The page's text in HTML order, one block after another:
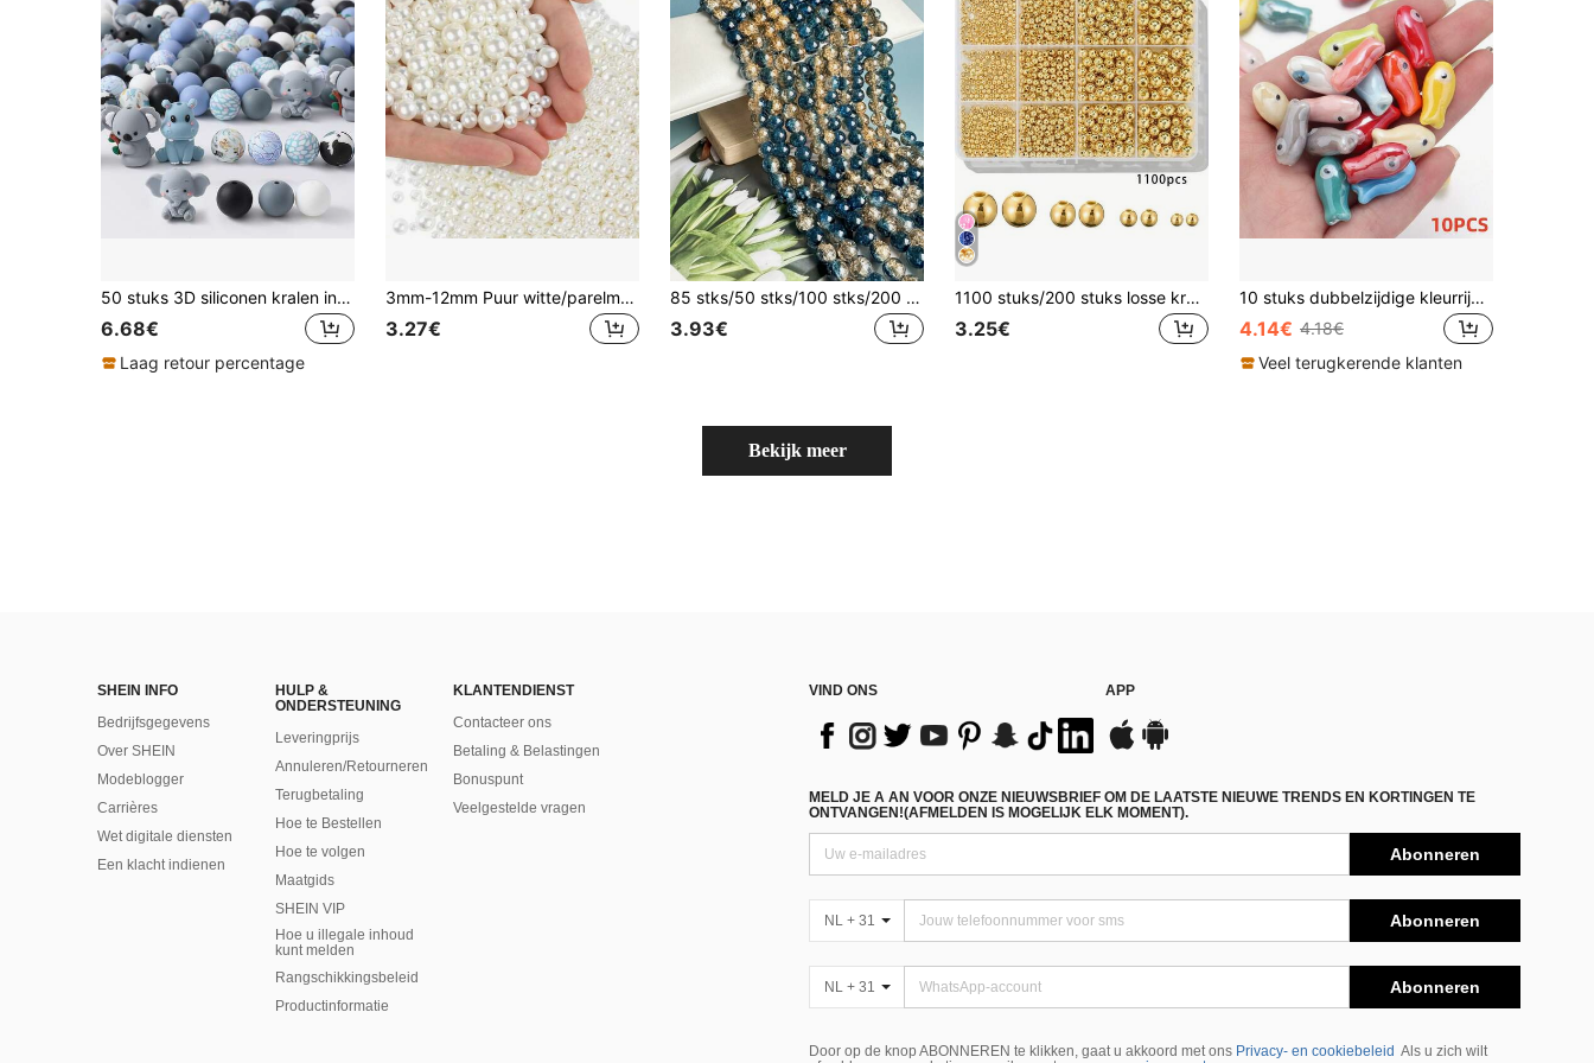
50 stuks 3D siliconen kralen in de vorm van dieren, 3D grijze olifant, koala en nijlpaard, losse kralen, geschikt voor doe-het-zelf armbanden, sieraden, sleutelhangers, hangers, kledingaccessoires en andere knutselcadeaus.
6.68€
Laag retour percentage
3mm-12mm Puur witte/parelmoerige ronde imitatieparelkralen met recht gat, DIY voor borduren en sieraden maken
3.27€
85 stks/50 stks/100 stks/200 stks Boheemse Stijl 10mm Burst Tweekleurige Polka Dot Goudfolie Hars bloemkralen, DIY Sieraden Maken Voor Kettingen, Armbanden, Handdecoraties, Kledingaccessoires, enz.
3.93€
1100 stuks/200 stuks losse kralen, gouden gladde ronde kralen, 3/4/6/8 mm, gouden scheidingskralen, set losse kralen, geschikt voor DIY-armbanden, kettingen, knutselen
3.25€
10 stuks dubbelzijdige kleurrijke keramische viskralen, handgeschilderde vintage stijl met rechte gaten, geschikt voor het maken van armbanden, kettingen, enkelbanden, oorbellen en hangers - benodigdheden voor het maken van sieraden, kralen voor het maken van sieraden
4.14€ 4.18€
Veel terugkerende klanten
Bekijk meer
SHEIN INFO
Bedrijfsgegevens
Over SHEIN
Modeblogger
Carrières
Wet digitale diensten
Een klacht indienen
HULP &
ONDERSTEUNING
Leveringprijs
Annuleren/Retourneren
Terugbetaling
Hoe te Bestellen
Hoe te volgen
Maatgids
SHEIN VIP
Hoe u illegale inhoud
kunt melden
Rangschikkingsbeleid
​Productinformatie
KLANTENDIENST
Contacteer ons
Betaling & Belastingen
Bonuspunt
Veelgestelde vragen
VIND ONS APP
MELD JE A AN VOOR ONZE NIEUWSBRIEF OM DE LAATSTE NIEUWE TRENDS EN KORTINGEN TE
ONTVANGEN!(AFMELDEN IS MOGELIJK ELK MOMENT).
Abonneren
NL + 31 Abonneren
NL + 31 Abonneren
Door op de knop ABONNEREN te klikken, gaat u akkoord met ons Privacy- en cookiebeleid Als u zich wilt